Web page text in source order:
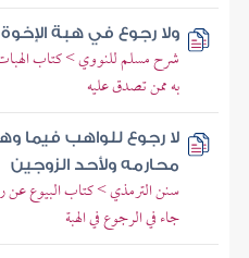
ولا رجوع في هبة الإخوة
شرح مسلم للنووي > كتاب
به ممن تصدق عليه
لا رجوع للواهب فيما
محارمه ولأحد الزوجين
سنن الترمذي > كتاب البيوع عن
جاء في الرجوع في الهبة